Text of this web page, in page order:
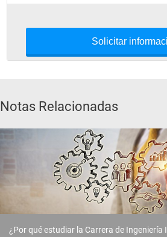
Solicitar
Notas Relacionadas
¿Por qué estudiar la Carrera de Ingeniería